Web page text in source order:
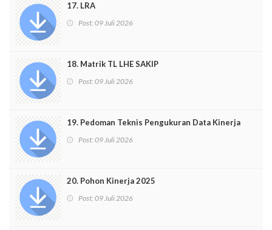
17. LRA
Post:09 Juli 2026
18. Matrik TL LHE SAKIP
Post:09 Juli 2026
19. Pedoman Teknis Pengukuran Data Kinerja
Post:09 Juli 2026
20. Pohon Kinerja 2025
Post:09 Juli 2026